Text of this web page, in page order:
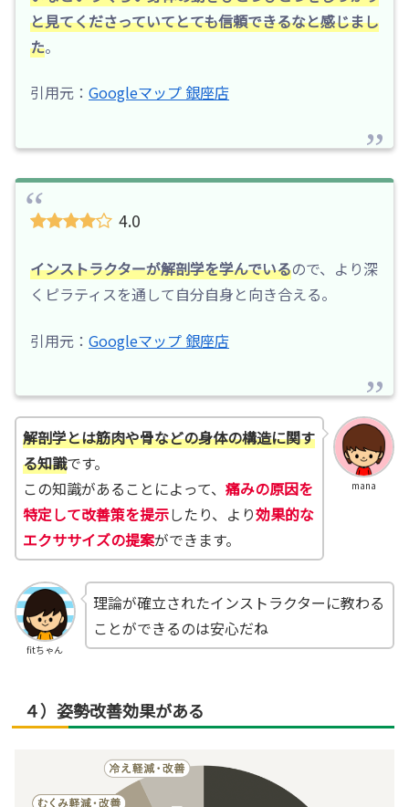
と見てくださっていてとても信頼できるなと感じまし
た。
引用元： Googleマップ 銀座店
4.0
インストラクターが解剖学を学んでいるので、より深
くピラティスを通して自分自身と向き合える。
引用元： Googleマップ 銀座店
mana
解剖学とは筋肉や骨などの身体の構造に関す
る知識です。
この知識があることによって、 痛みの原因を
特定して改善策を提示したり、より効果的な
エクササイズの提案ができます。
fitちゃん
理論が確立されたインストラクターに教わる
ことができるのは安心だね
４）姿勢改善効果がある